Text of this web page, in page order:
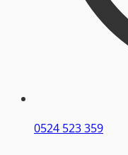
0524 523 359